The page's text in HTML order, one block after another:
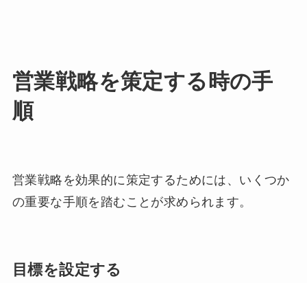
営業戦略を策定する時の手
順
営業戦略を効果的に策定するためには、いくつか
の重要な手順を踏むことが求められます。
目標を設定する